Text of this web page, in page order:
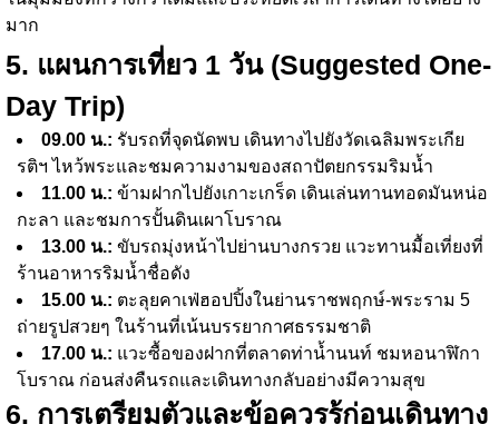
มาก
5. แผนการเที่ยว 1 วัน (Suggested One-
Day Trip)
09.00 น.: รับรถที่จุดนัดพบ เดินทางไปยังวัดเฉลิมพระเกีย
รติฯ ไหว้พระและชมความงามของสถาปัตยกรรมริมน้ำ
11.00 น.: ข้ามฝากไปยังเกาะเกร็ด เดินเล่นทานทอดมันหน่อ
กะลา และชมการปั้นดินเผาโบราณ
13.00 น.: ขับรถมุ่งหน้าไปย่านบางกรวย แวะทานมื้อเที่ยงที่
ร้านอาหารริมน้ำชื่อดัง
15.00 น.: ตะลุยคาเฟ่ฮอปปิ้งในย่านราชพฤกษ์-พระราม 5
ถ่ายรูปสวยๆ ในร้านที่เน้นบรรยากาศธรรมชาติ
17.00 น.: แวะซื้อของฝากที่ตลาดท่าน้ำนนท์ ชมหอนาฬิกา
โบราณ ก่อนส่งคืนรถและเดินทางกลับอย่างมีความสุข
6. การเตรียมตัวและข้อควรรู้ก่อนเดินทาง